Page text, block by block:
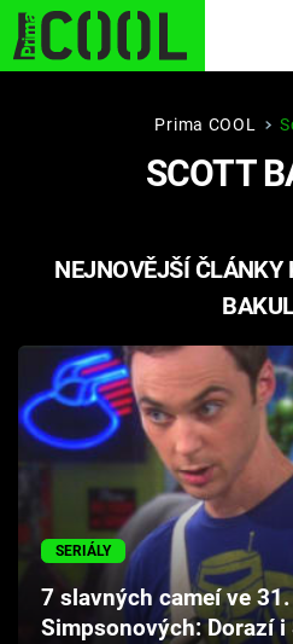
STARHOUSE BUFFY,
PLNEJ KOTEL
Filmy
Seriály
Cool Esport
Pořady
Prima COOL
SCOTT
NEJNOVĚJŠÍ ČLÁNKY
SERIÁLY
7 slavných cameí ve
Simpsonových: Dorazí i